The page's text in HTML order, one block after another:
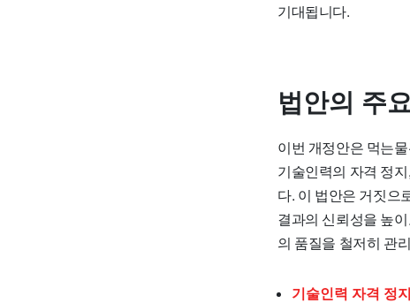
기대됩니다.
법안의 주
이번 개정안은 먹는
기술인력의 자격 정
다. 이 법안은 거짓으
결과의 신뢰성을 높
의 품질을 철저히 관
기술인력 자격 정지